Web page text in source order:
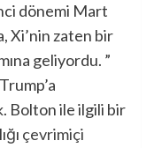
dönemi Mart
Xi’nin zaten bir
geliyordu. ”
Bolton ile ilgili bir
çevrimiçi